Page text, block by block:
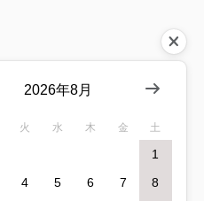
2026年8月
火 水 木 金 土
1
4 5 6 7 8